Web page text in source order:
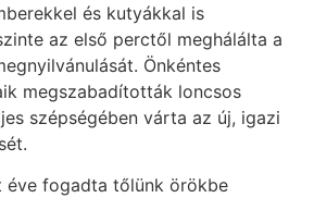
és kutyákkal is
az első perctől meghálálta a
Önkéntes
megszabadították loncsos
szépségében várta az új, igazi
éve fogadta tőlünk örökbe